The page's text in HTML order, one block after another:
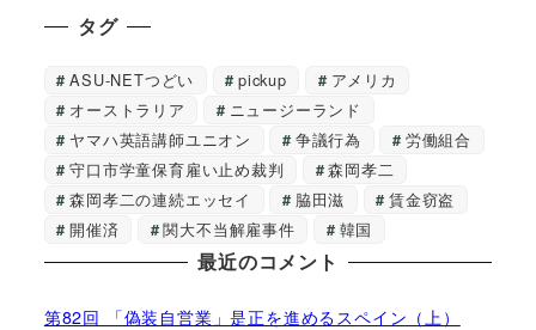
タグ
ASU-NETつどい pickup
アメリカ
オーストラリア
ニュージーランド
ヤマハ英語講師ユニオン
争議行為
労働組合
守口市学童保育雇い止め裁判
森岡孝二
森岡孝二の連続エッセイ
脇田滋
賃金窃盗
開催済
関大不当解雇事件 韓国
最近のコメント
第82回 「偽装自営業」是正を進めるスペイン（上）